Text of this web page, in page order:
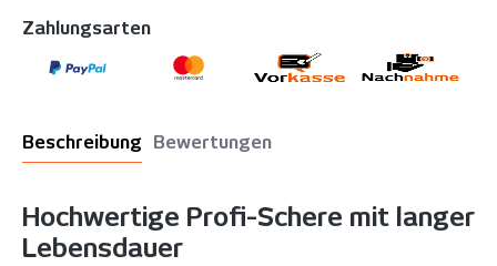
Zahlungsarten
Beschreibung Bewertungen
Hochwertige Profi-Schere mit langer
Lebensdauer